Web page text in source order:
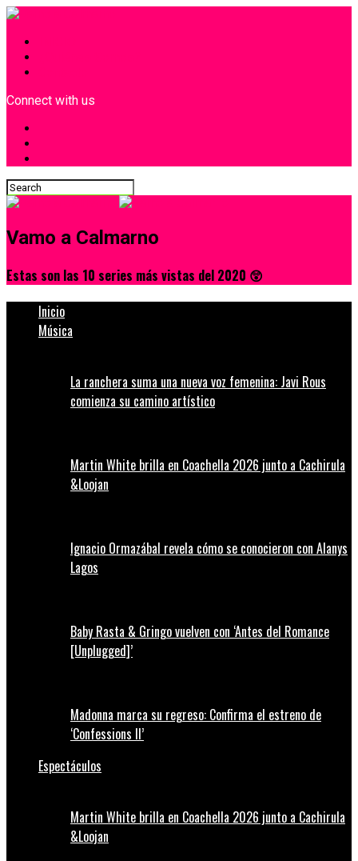
Connect with us
Vamo a Calmarno
Estas son las 10 series más vistas del 2020 😲
Inicio
Música
La ranchera suma una nueva voz femenina: Javi Rous
comienza su camino artístico
Martin White brilla en Coachella 2026 junto a Cachirula
&Loojan
Ignacio Ormazábal revela cómo se conocieron con Alanys
Lagos
Baby Rasta & Gringo vuelven con ‘Antes del Romance
[Unplugged]’
Madonna marca su regreso: Confirma el estreno de
‘Confessions II’
Espectáculos
Martin White brilla en Coachella 2026 junto a Cachirula
&Loojan